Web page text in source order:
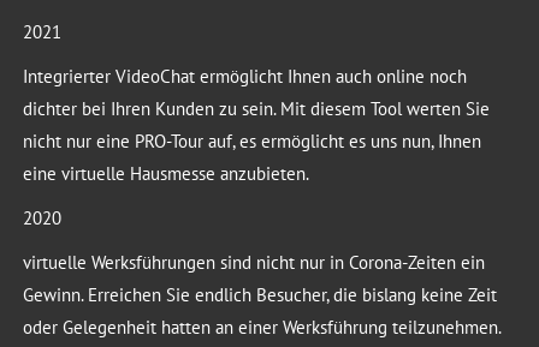
2021
Integrierter VideoChat ermöglicht Ihnen auch online noch
dichter bei Ihren Kunden zu sein. Mit diesem Tool werten Sie
nicht nur eine PRO-Tour auf, es ermöglicht es uns nun, Ihnen
eine virtuelle Hausmesse anzubieten.
2020
virtuelle Werksführungen sind nicht nur in Corona-Zeiten ein
Gewinn. Erreichen Sie endlich Besucher, die bislang keine Zeit
oder Gelegenheit hatten an einer Werksführung teilzunehmen.